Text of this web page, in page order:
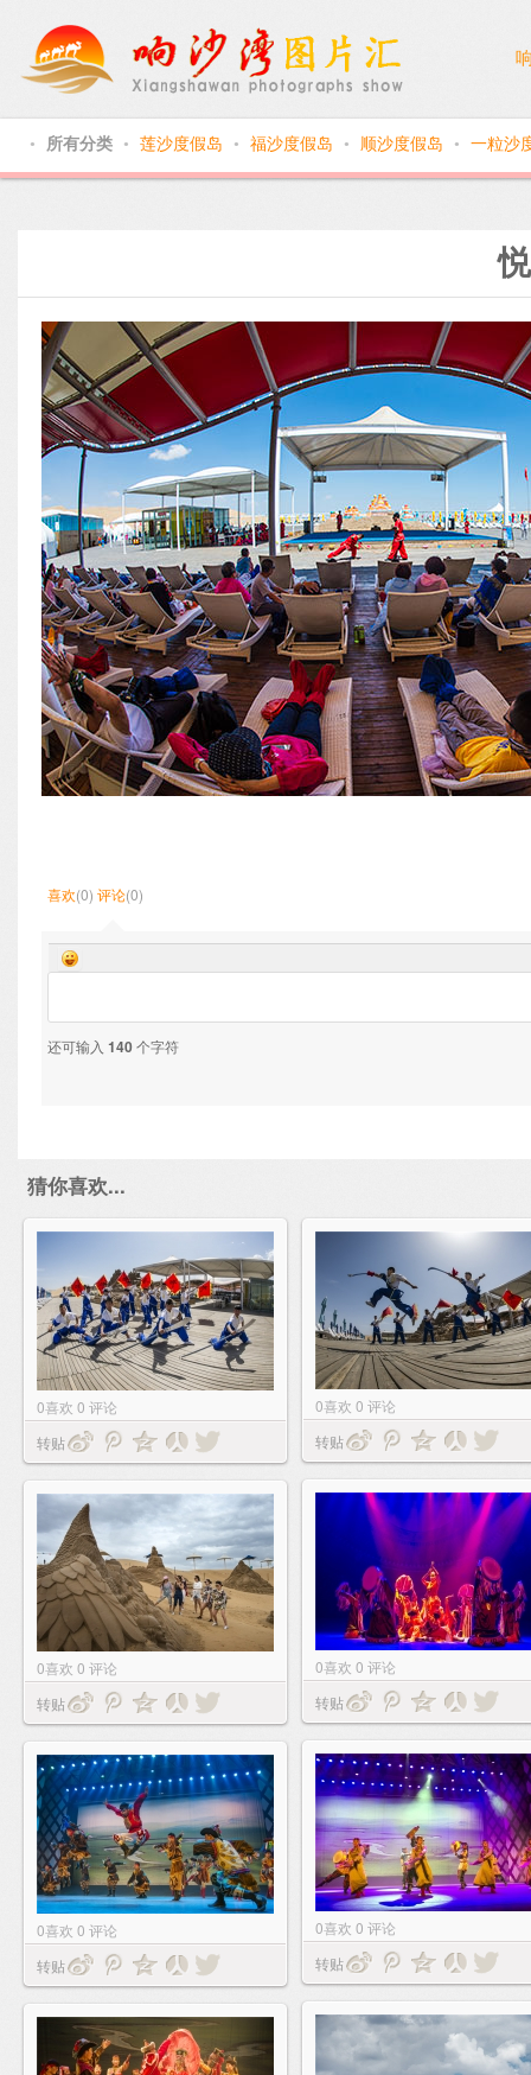
● 所有分类 ● 莲沙度假岛 ● 福沙度假岛 ● 顺沙度假岛 ● 一粒沙
喜欢(0) 评论(0)
还可输入 140个字符
猜你喜欢...
0喜欢 0 评论
转贴
0喜欢 0 评论
转贴
0喜欢 0 评论
转贴
0喜欢 0 评论
转贴
0喜欢 0 评论
转贴
0喜欢 0 评论
转贴